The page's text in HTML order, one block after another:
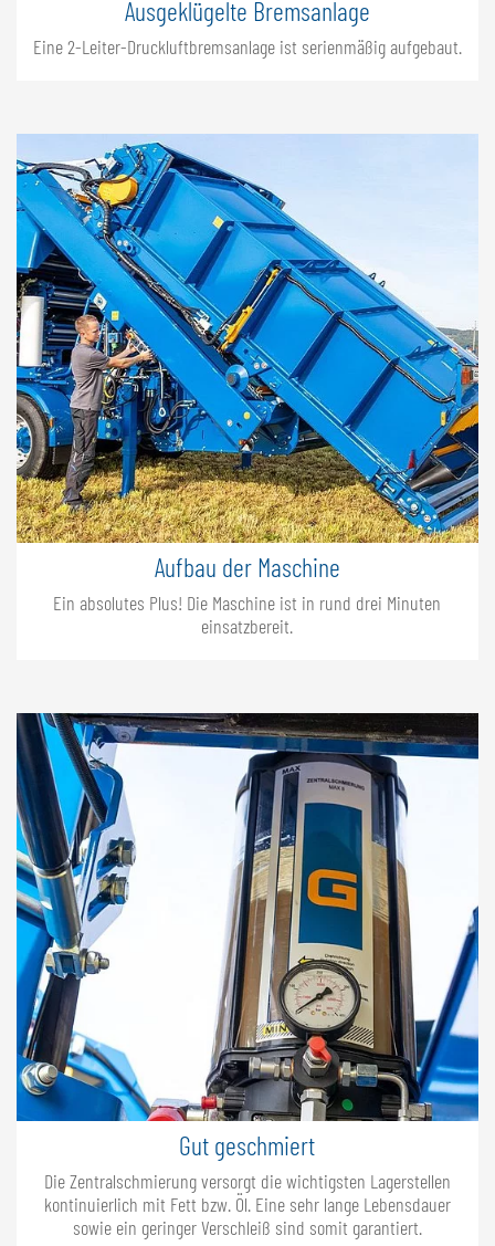
Ausgeklügelte Bremsanlage
Eine 2-Leiter-Druckluftbremsanlage ist serienmäßig aufgebaut.
Aufbau der Maschine
Ein absolutes Plus! Die Maschine ist in rund drei Minuten
einsatzbereit.
Gut geschmiert
Die Zentralschmierung versorgt die wichtigsten Lagerstellen
kontinuierlich mit Fett bzw. Öl. Eine sehr lange Lebensdauer
sowie ein geringer Verschleiß sind somit garantiert.